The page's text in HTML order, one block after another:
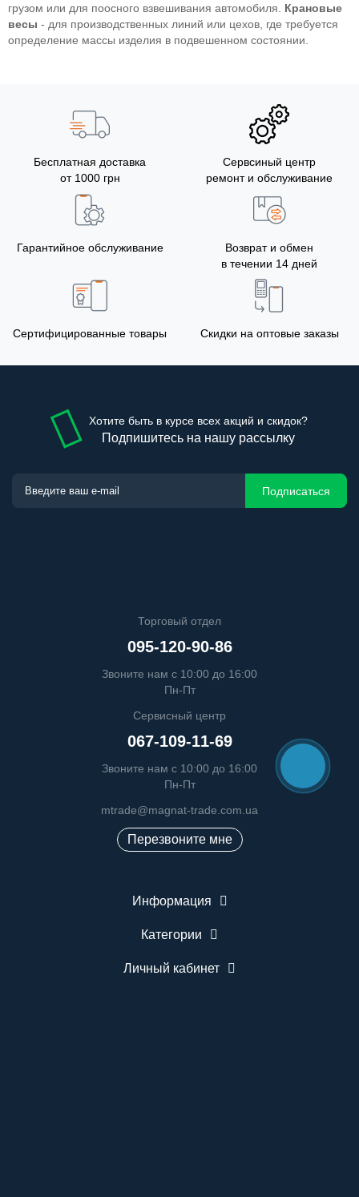
грузом или для поосного взвешивания автомобиля. Крановые
весы - для производственных линий или цехов, где требуется
определение массы изделия в подвешенном состоянии.
Бесплатная доставка
от 1000 грн
Сервсиный центр
ремонт и обслуживание
Гарантийное обслуживание
Возврат и обмен
в течении 14 дней
Сертифицированные товары Скидки на оптовые заказы
Хотите быть в курсе всех акций и скидок?
Подпишитесь на нашу рассылку
Подписаться
Торговый отдел
095-120-90-86
Звоните нам с 10:00 до 16:00
Пн-Пт
Сервисный центр
067-109-11-69
Звоните нам с 10:00 до 16:00
Пн-Пт
mtrade@magnat-trade.com.ua
Перезвоните мне
Информация
Категории
Личный кабинет